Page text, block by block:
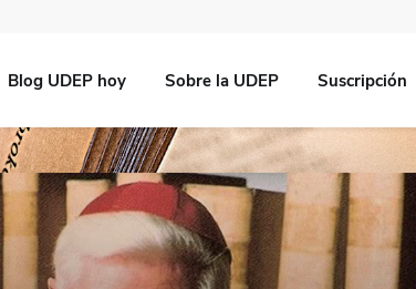
Blog UDEP hoy Sobre la UDEP Suscripción